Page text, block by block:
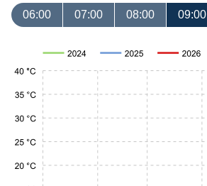
06:00 07:00 08:00 09:00